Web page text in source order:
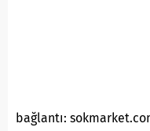
bağlantı: